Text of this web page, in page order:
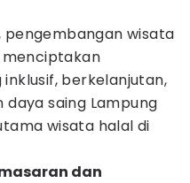
wisata
berkelanjutan,
saing Lampung
wisata halal di
dan